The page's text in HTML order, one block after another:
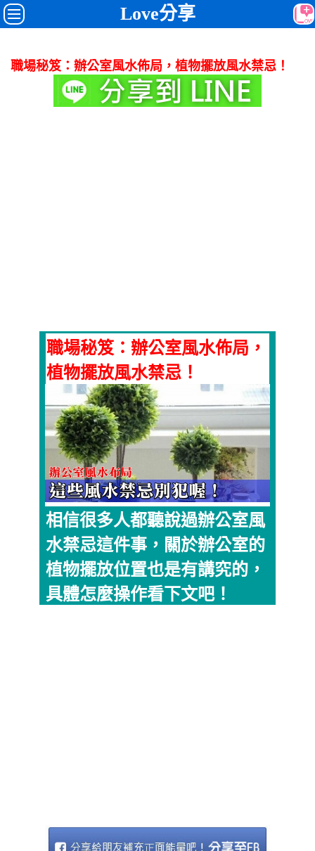
Love分享
職場秘笈：辦公室風水佈局，植物擺放風水禁忌！
職場秘笈：辦公室風水佈局，
植物擺放風水禁忌！
相信很多人都聽說過辦公室風
水禁忌這件事，關於辦公室的
植物擺放位置也是有講究的，
具體怎麼操作看下文吧！